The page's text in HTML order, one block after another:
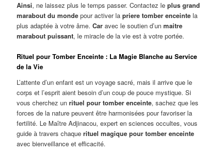
Ainsi, ne laissez plus le temps passer. Contactez leplus grand
marabout du monde pour activer lapriere tomber enceinte la
plus adaptée à votre âme.Car avec le soutien d’unmaitre
marabout puissant, le miracle de la vie est à votre portée.
Rituel pour Tomber Enceinte : La Magie Blanche au Service
de la Vie
L’attente d’un enfant est un voyage sacré, mais il arrive que le
corps et l’esprit aient besoin d’un coup de pouce mystique. Si
vous cherchez unrituel pour tomber enceinte, sachez que les
forces de la nature peuvent être harmonisées pour favoriser la
fertilité. Le Maître Adjinacou, expert en sciences occultes, vous
guide à travers chaquerituel magique pour tomber enceinte
avec bienveillance et efficacité.